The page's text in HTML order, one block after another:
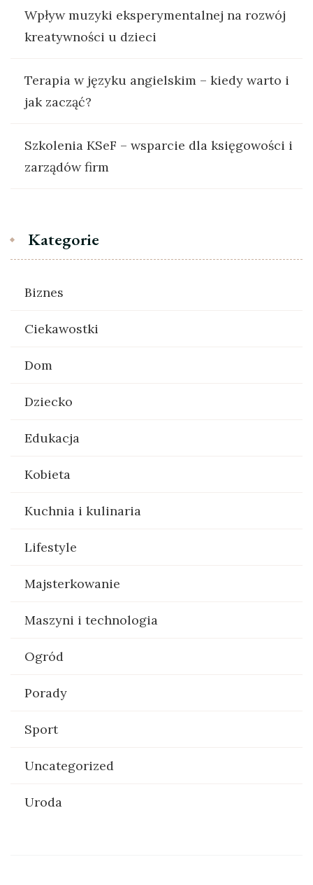
Wpływ muzyki eksperymentalnej na rozwój
kreatywności u dzieci
Terapia w języku angielskim – kiedy warto i
jak zacząć?
Szkolenia KSeF – wsparcie dla księgowości i
zarządów firm
Kategorie
Biznes
Ciekawostki
Dom
Dziecko
Edukacja
Kobieta
Kuchnia i kulinaria
Lifestyle
Majsterkowanie
Maszyni i technologia
Ogród
Porady
Sport
Uncategorized
Uroda